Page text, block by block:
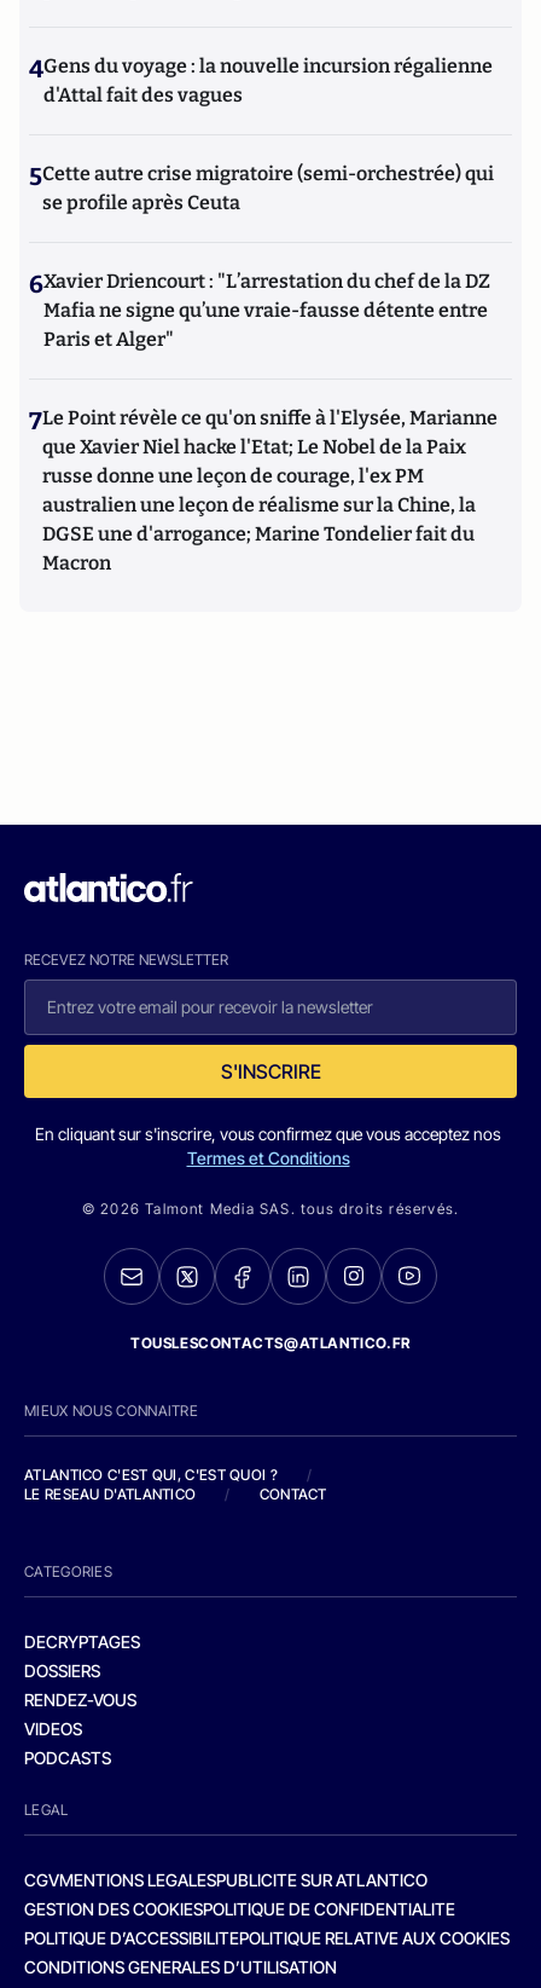
4Gens du voyage : la nouvelle incursion régalienne
d'Attal fait des vagues
5Cette autre crise migratoire (semi-orchestrée) qui
se profile après Ceuta
6Xavier Driencourt : "L’arrestation du chef de la DZ
Mafia ne signe qu’une vraie-fausse détente entre
Paris et Alger"
7Le Point révèle ce qu'on sniffe à l'Elysée, Marianne
que Xavier Niel hacke l'Etat; Le Nobel de la Paix
russe donne une leçon de courage, l'ex PM
australien une leçon de réalisme sur la Chine, la
DGSE une d'arrogance; Marine Tondelier fait du
Macron
RECEVEZ NOTRE NEWSLETTER
S'INSCRIRE
En cliquant sur s'inscrire, vous confirmez que vous acceptez nos
Termes et Conditions
© 2026 Talmont Media SAS. tous droits réservés.
TOUSLESCONTACTS@ATLANTICO.FR
MIEUX NOUS CONNAITRE
ATLANTICO C'EST QUI, C'EST QUOI ?
/
LE RESEAU D'ATLANTICO
/ CONTACT
CATEGORIES
DECRYPTAGES
DOSSIERS
RENDEZ-VOUS
VIDEOS
PODCASTS
LEGAL
CGVMENTIONS LEGALESPUBLICITE SUR ATLANTICO
GESTION DES COOKIESPOLITIQUE DE CONFIDENTIALITE
POLITIQUE D’ACCESSIBILITEPOLITIQUE RELATIVE AUX COOKIES
CONDITIONS GENERALES D’UTILISATION